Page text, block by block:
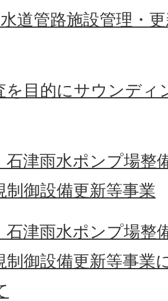
道管路施設管理・
を目的にサウンディ
石津雨水ポンプ場
制御設備更新等事業
石津雨水ポンプ場
制御設備更新等事業